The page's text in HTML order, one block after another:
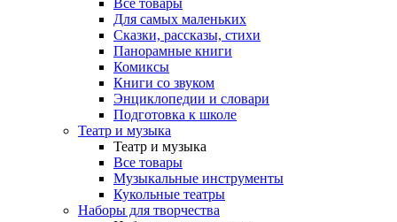
Все товары
Для самых маленьких
Сказки, рассказы, стихи
Панорамные книги
Комиксы
Книги со звуком
Энциклопедии и словари
Подготовка к школе
Театр и музыка
Театр и музыка
Все товары
Музыкальные инструменты
Кукольные театры
Наборы для творчества